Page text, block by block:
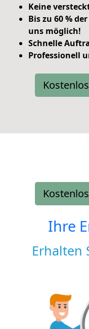
Keine
Bis zu 60 %
uns möglich!
Schnelle
Professionell
Ihre
Erhalten